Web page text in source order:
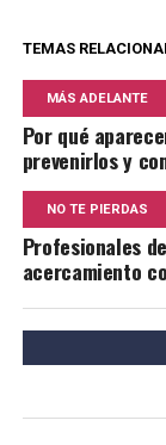
TEMAS
MÁS ADELANTE
Por qué
prevenirlos y
NO TE PIERDAS
Profesionales
acercamiento